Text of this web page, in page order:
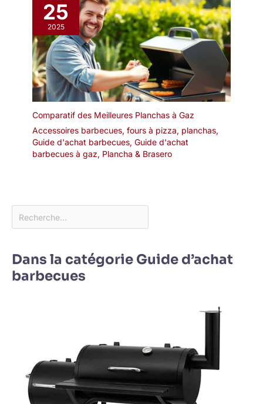
25
2025
Comparatif des Meilleures Planchas à Gaz
Accessoires barbecues, fours à pizza, planchas,
Guide d'achat barbecues, Guide d'achat
barbecues à gaz, Plancha & Brasero
Dans la catégorie Guide d’achat
barbecues